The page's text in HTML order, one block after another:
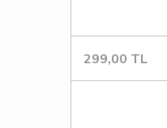
299,00 TL